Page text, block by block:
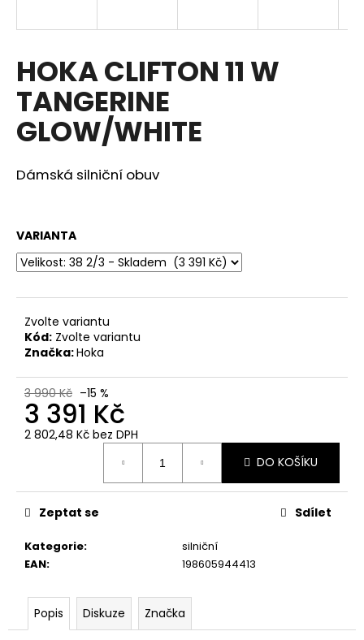
HOKA CLIFTON 11 W
TANGERINE
GLOW/WHITE
Dámská silniční obuv
VARIANTA
Zvolte variantu
Kód: Zvolte variantu
Značka:Hoka
3 990 Kč –15 %
3 391 Kč
2 802,48 Kč bez DPH
DO KOŠÍKU
Kategorie:
silniční
EAN: 198605944413
Zeptat se Sdílet
Popis Diskuze Značka
í
t
?
D
o
p
o
u
u
e
m